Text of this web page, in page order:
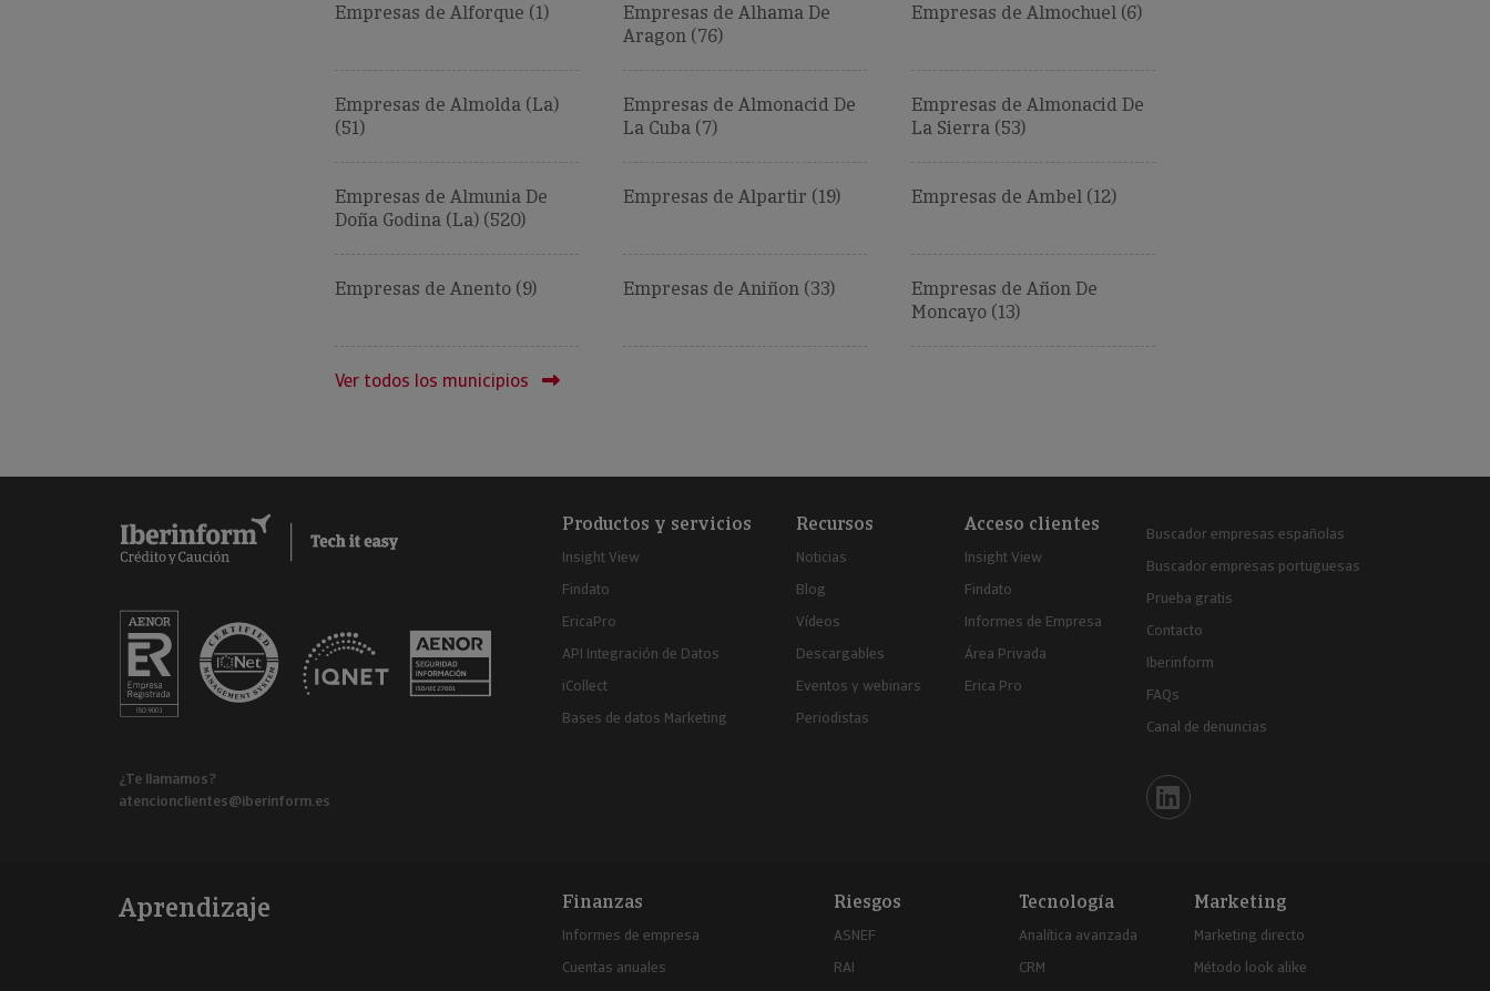
Empresas de Alforque (1)
Empresas de Alhama De
Aragon (76)
Empresas de Almochuel (6)
Empresas de Almolda (La)
(51)
Empresas de Almonacid De
La Cuba (7)
Empresas de Almonacid De
La Sierra (53)
Empresas de Almunia De
Doña Godina (La) (520)
Empresas de Alpartir (19) Empresas de Ambel (12)
Empresas de Anento (9) Empresas de Aniñon (33)
Empresas de Añon De
Moncayo (13)
Ver todos los municipios
¿Te llamamos?
atencionclientes@iberinform.es
Productos y servicios
Insight View
Findato
EricaPro
API Integración de Datos
iCollect
Bases de datos Marketing
Recursos
Noticias
Blog
Vídeos
Descargables
Eventos y webinars
Periodistas
Acceso clientes
Insight View
Findato
Informes de Empresa
Área Privada
Erica Pro
Buscador empresas españolas
Buscador empresas portuguesas
Prueba gratis
Contacto
Iberinform
FAQs
Canal de denuncias
Iberinform en Linkedin
Aprendizaje Finanzas
Informes de empresa
Cuentas anuales
Riesgos
ASNEF
RAI
Tecnología
Analítica avanzada
CRM
Marketing
Marketing directo
Método look alike